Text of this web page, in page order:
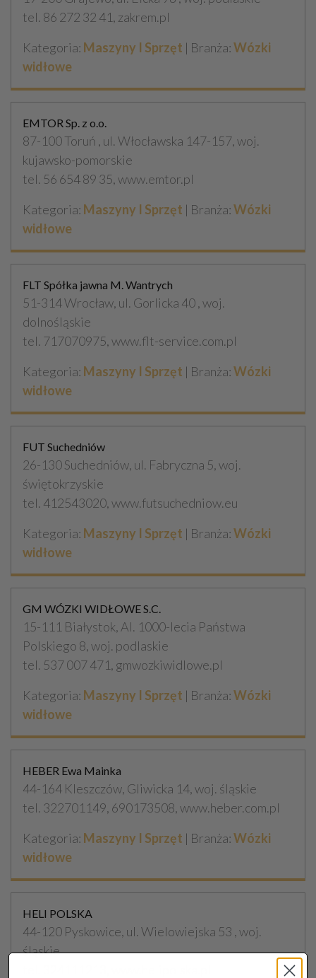
tel. 86 272 32 41, zakrem.pl
Kategoria: Maszyny I Sprzęt | Branża:Wózki
widłowe
EMTOR Sp. z o.o.
87-100 Toruń , ul. Włocławska 147-157, woj.
kujawsko-pomorskie
tel. 56 654 89 35, www.emtor.pl
Kategoria: Maszyny I Sprzęt | Branża:Wózki
widłowe
FLT Spółka jawna M. Wantrych
51-314 Wrocław, ul. Gorlicka 40 , woj.
dolnośląskie
tel. 717070975, www.flt-service.com.pl
Kategoria: Maszyny I Sprzęt | Branża:Wózki
widłowe
FUT Suchedniów
26-130 Suchedniów, ul. Fabryczna 5, woj.
świętokrzyskie
tel. 412543020, www.futsuchedniow.eu
Kategoria: Maszyny I Sprzęt | Branża:Wózki
widłowe
GM WÓZKI WIDŁOWE S.C.
15-111 Białystok, Al. 1000-lecia Państwa
Polskiego 8, woj. podlaskie
tel. 537 007 471, gmwozkiwidlowe.pl
Kategoria: Maszyny I Sprzęt | Branża:Wózki
widłowe
HEBER Ewa Mainka
44-164 Kleszczów, Gliwicka 14, woj. śląskie
tel. 322701149, 690173508, www.heber.com.pl
Kategoria: Maszyny I Sprzęt | Branża:Wózki
widłowe
HELI POLSKA
44-120 Pyskowice, ul. Wielowiejska 53 , woj.
śląskie